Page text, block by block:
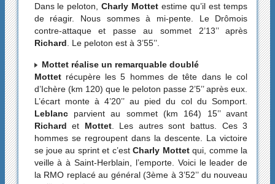
Dans le peloton,Charly Mottet estime qu’il est temps
de réagir. Nous sommes à mi-pente. Le Drômois
contre-attaque et passe au sommet 2’13’’ après
Richard. Le peloton est à 3’55’’.
Mottet réalise un remarquable doublé
Mottetrécupère les 5 hommes de tête dans le col
d’Ichère (km 120) que le peloton passe 2’5’’ après eux.
L’écart monte à 4’20’’ au pied du col du Somport.
Leblancparvient au sommet (km 164) 15’’ avant
Richard et Mottet. Les autres sont battus. Ces 3
hommes se regroupent dans la descente. La victoire
se joue au sprint et c’estCharly Mottetqui, comme la
veille à à Saint-Herblain, l’emporte. Voici le leader de
la RMO replacé au général (3ème à 3’52’’ du nouveau